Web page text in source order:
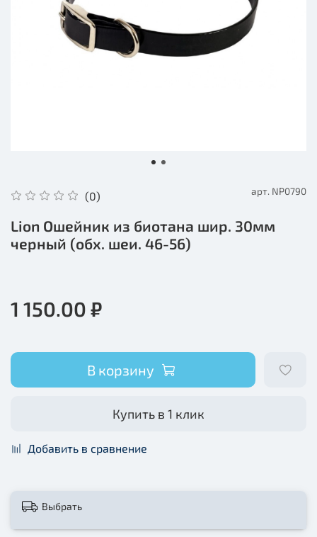
(0) арт. NP0790
Lion Ошейник из биотана шир. 30мм
черный (обх. шеи. 46-56)
1 150.00 ₽
В корзину
Купить в 1 клик
Добавить в сравнение
Выбрать